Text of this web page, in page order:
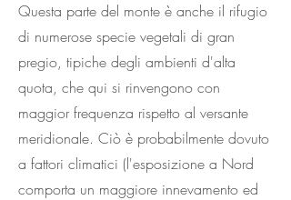
Questa parte del monte è anche il rifugio
di numerose specie vegetali di gran
pregio, tipiche degli ambienti d'alta
quota, che qui si rinvengono con
maggior frequenza rispetto al versante
meridionale. Ciò è probabilmente dovuto
a fattori climatici (l'esposizione a Nord
comporta un maggiore innevamento ed